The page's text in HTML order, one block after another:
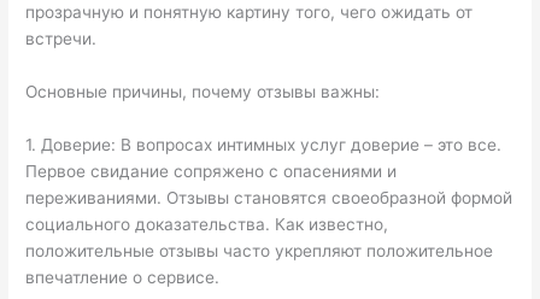
прозрачную и понятную картину того, чего ожидать от
встречи.
Основные причины, почему отзывы важны:
1. Доверие: В вопросах интимных услуг доверие – это все.
Первое свидание сопряжено с опасениями и
переживаниями. Отзывы становятся своеобразной формой
социального доказательства. Как известно,
положительные отзывы часто укрепляют положительное
впечатление о сервисе.